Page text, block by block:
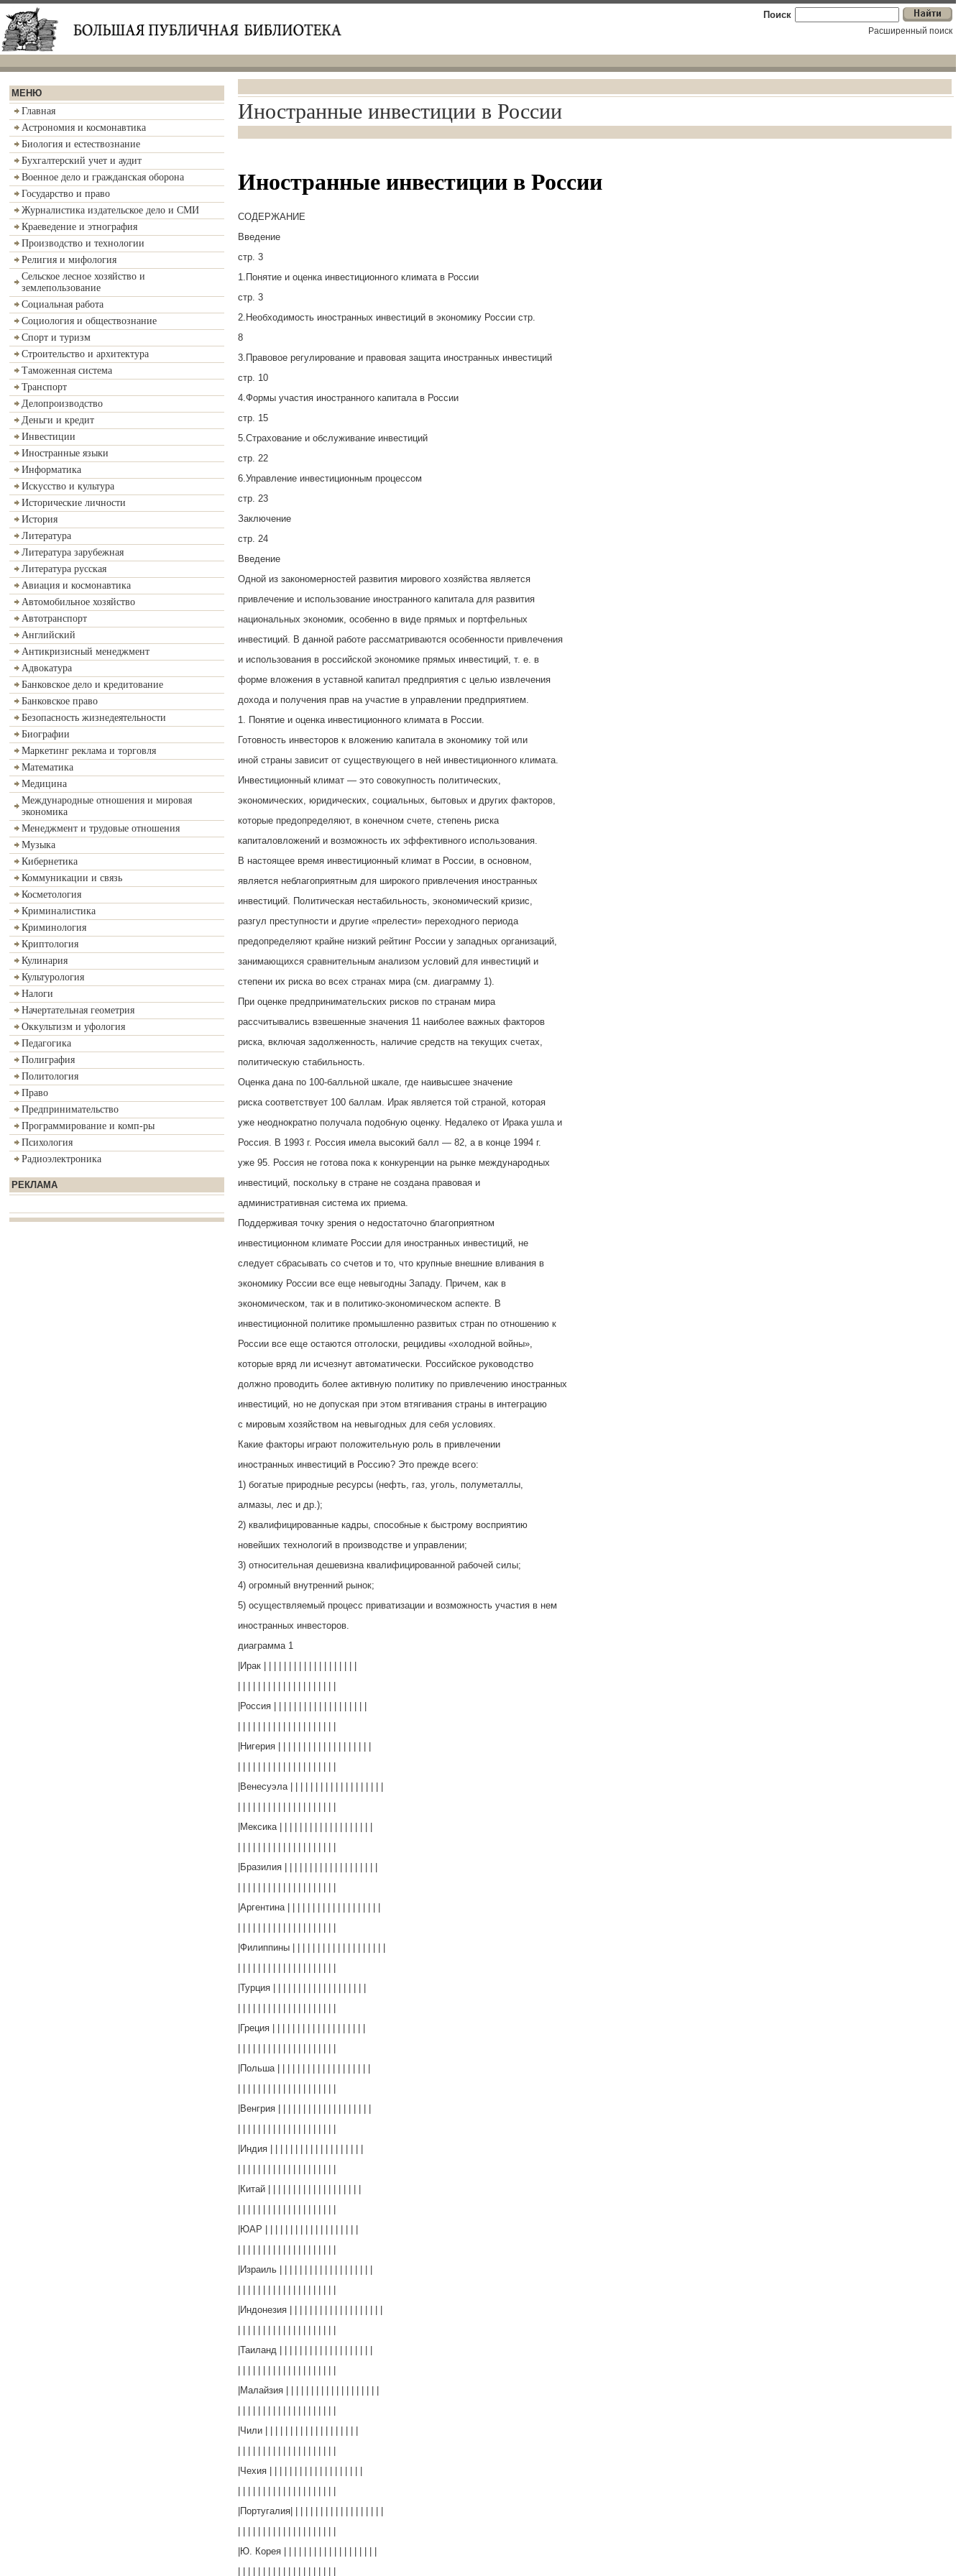
Поиск
Расширенный поиск
МЕНЮ
Главная
Астрономия и космонавтика
Биология и естествознание
Бухгалтерский учет и аудит
Военное дело и гражданская оборона
Государство и право
Журналистика издательское дело и СМИ
Краеведение и этнография
Производство и технологии
Религия и мифология
Сельское лесное хозяйство и
землепользование
Социальная работа
Социология и обществознание
Спорт и туризм
Строительство и архитектура
Таможенная система
Транспорт
Делопроизводство
Деньги и кредит
Инвестиции
Иностранные языки
Информатика
Искусство и культура
Исторические личности
История
Литература
Литература зарубежная
Литература русская
Авиация и космонавтика
Автомобильное хозяйство
Автотранспорт
Английский
Антикризисный менеджмент
Адвокатура
Банковское дело и кредитование
Банковское право
Безопасность жизнедеятельности
Биографии
Маркетинг реклама и торговля
Математика
Медицина
Международные отношения и мировая
экономика
Менеджмент и трудовые отношения
Музыка
Кибернетика
Коммуникации и связь
Косметология
Криминалистика
Криминология
Криптология
Кулинария
Культурология
Налоги
Начертательная геометрия
Оккультизм и уфология
Педагогика
Полиграфия
Политология
Право
Предпринимательство
Программирование и комп-ры
Психология
Радиоэлектроника
РЕКЛАМА
Иностранные инвестиции в России
Иностранные инвестиции в России
СОДЕРЖАНИЕ
Введение
стр. 3
1.Понятие и оценка инвестиционного климата в России
стр. 3
2.Необходимость иностранных инвестиций в экономику России стр.
8
3.Правовое регулирование и правовая защита иностранных инвестиций
стр. 10
4.Формы участия иностранного капитала в России
стр. 15
5.Страхование и обслуживание инвестиций
стр. 22
6.Управление инвестиционным процессом
стр. 23
Заключение
стр. 24
Введение
Одной из закономерностей развития мирового хозяйства является
привлечение и использование иностранного капитала для развития
национальных экономик, особенно в виде прямых и портфельных
инвестиций. В данной работе рассматриваются особенности привлечения
и использования в российской экономике прямых инвестиций, т. е. в
форме вложения в уставной капитал предприятия с целью извлечения
дохода и получения прав на участие в управлении предприятием.
1. Понятие и оценка инвестиционного климата в России.
Готовность инвесторов к вложению капитала в экономику той или
иной страны зависит от существующего в ней инвестиционного климата.
Инвестиционный климат — это совокупность политических,
экономических, юридических, социальных, бытовых и других факторов,
которые предопределяют, в конечном счете, степень риска
капиталовложений и возможность их эффективного использования.
В настоящее время инвестиционный климат в России, в основном,
является неблагоприятным для широкого привлечения иностранных
инвестиций. Политическая нестабильность, экономический кризис,
разгул преступности и другие «прелести» переходного периода
предопределяют крайне низкий рейтинг России у западных организаций,
занимающихся сравнительным анализом условий для инвестиций и
степени их риска во всех странах мира (см. диаграмму 1).
При оценке предпринимательских рисков по странам мира
рассчитывались взвешенные значения 11 наиболее важных факторов
риска, включая задолженность, наличие средств на текущих счетах,
политическую стабильность.
Оценка дана по 100-балльной шкале, где наивысшее значение
риска соответствует 100 баллам. Ирак является той страной, которая
уже неоднократно получала подобную оценку. Недалеко от Ирака ушла и
Россия. В 1993 г. Россия имела высокий балл — 82, а в конце 1994 г.
уже 95. Россия не готова пока к конкуренции на рынке международных
инвестиций, поскольку в стране не создана правовая и
административная система их приема.
Поддерживая точку зрения о недостаточно благоприятном
инвестиционном климате России для иностранных инвестиций, не
следует сбрасывать со счетов и то, что крупные внешние вливания в
экономику России все еще невыгодны Западу. Причем, как в
экономическом, так и в политико-экономическом аспекте. В
инвестиционной политике промышленно развитых стран по отношению к
России все еще остаются отголоски, рецидивы «холодной войны»,
которые вряд ли исчезнут автоматически. Российское руководство
должно проводить более активную политику по привлечению иностранных
инвестиций, но не допуская при этом втягивания страны в интеграцию
с мировым хозяйством на невыгодных для себя условиях.
Какие факторы играют положительную роль в привлечении
иностранных инвестиций в Россию? Это прежде всего:
1) богатые природные ресурсы (нефть, газ, уголь, полуметаллы,
алмазы, лес и др.);
2) квалифицированные кадры, способные к быстрому восприятию
новейших технологий в производстве и управлении;
3) относительная дешевизна квалифицированной рабочей силы;
4) огромный внутренний рынок;
5) осуществляемый процесс приватизации и возможность участия в нем
иностранных инвесторов.
диаграмма 1
|Ирак | | | | | | | | | | | | | | | | | | |
|Россия | | | | | | | | | | | | | | | | | | |
|Нигерия | | | | | | | | | | | | | | | | | | |
|Венесуэла | | | | | | | | | | | | | | | | | | |
|Мексика | | | | | | | | | | | | | | | | | | |
|Бразилия | | | | | | | | | | | | | | | | | | |
|Аргентина | | | | | | | | | | | | | | | | | | |
|Филиппины | | | | | | | | | | | | | | | | | | |
|Турция | | | | | | | | | | | | | | | | | | |
|Греция | | | | | | | | | | | | | | | | | | |
|Польша | | | | | | | | | | | | | | | | | | |
|Венгрия | | | | | | | | | | | | | | | | | | |
|Индия | | | | | | | | | | | | | | | | | | |
|Китай | | | | | | | | | | | | | | | | | | |
|ЮАР | | | | | | | | | | | | | | | | | | |
|Израиль | | | | | | | | | | | | | | | | | | |
|Индонезия | | | | | | | | | | | | | | | | | | |
|Таиланд | | | | | | | | | | | | | | | | | | |
|Малайзия | | | | | | | | | | | | | | | | | | |
|Чили | | | | | | | | | | | | | | | | | | |
|Чехия | | | | | | | | | | | | | | | | | | |
|Португалия| | | | | | | | | | | | | | | | | | |
|Ю. Корея | | | | | | | | | | | | | | | | | | |